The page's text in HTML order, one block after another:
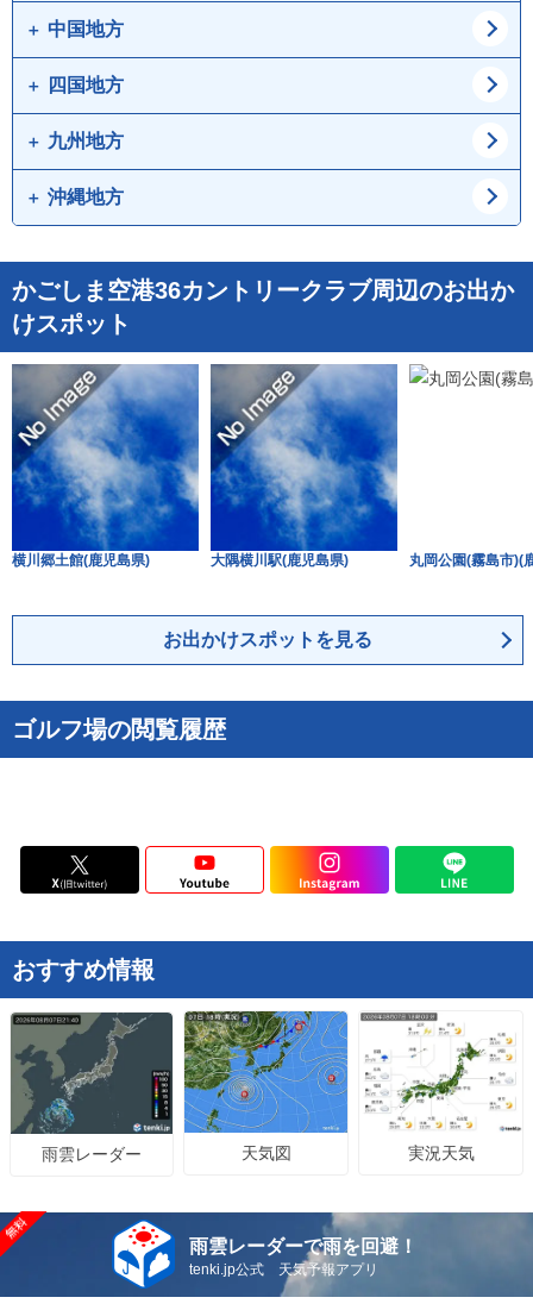
群馬県
長野県
静岡県
大阪府
京都府
奈良県
中国地方
鳥取県
岡山県
山口県
四国地方
徳島県
愛媛県
九州地方
福岡県
大分県 宮崎県
鹿児島県
沖縄地方
かごしま空港36カントリークラブ周辺のお出か
けスポット
横川郷土館(鹿児島県) 大隅横川駅(鹿児島県) 丸岡公園(霧島市)(
お出かけスポットを見る
ゴルフ場の閲覧履歴
おすすめ情報
雨雲レーダー 天気図 実況天気
雨雲レーダーで雨を回避！
tenki.jp公式 天気予報アプリ